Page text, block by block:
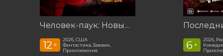
Человек-паук: Новый день ***предс.обсл. Команда Познавалова. Тайна едкого дыма
12 +
2026, США
Фантастика, Боевик,
Приключения
6 +
2026,